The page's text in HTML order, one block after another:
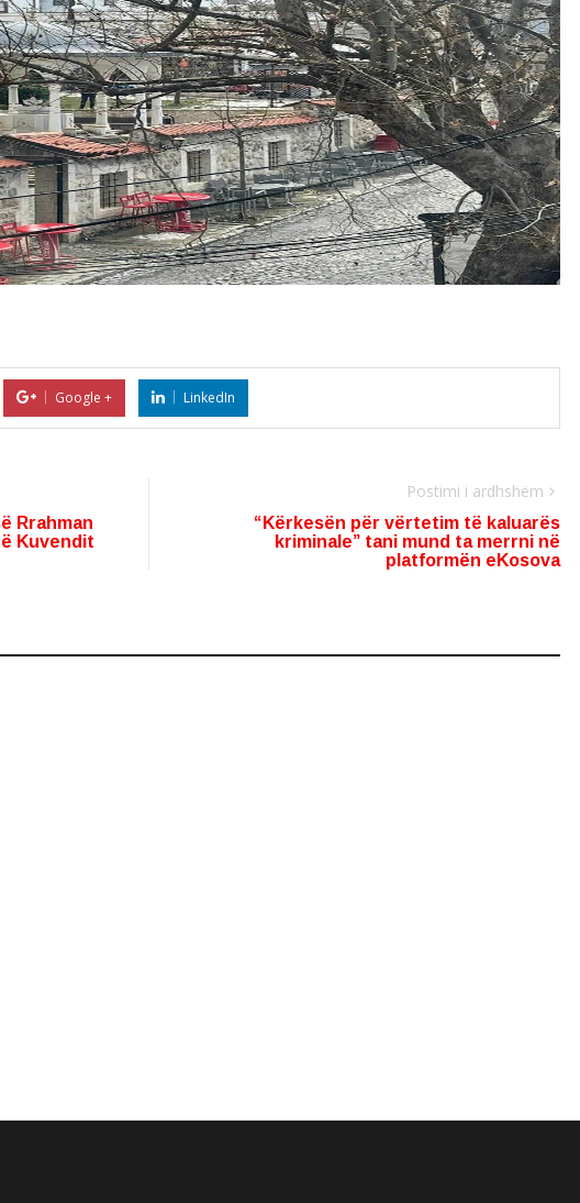
Google + LinkedIn
Rrahman
Kuvendit
Postimi i ardhshëm
“Kërkesën për vërtetim të kaluarës
kriminale” tani mund ta merrni në
platformën eKosova